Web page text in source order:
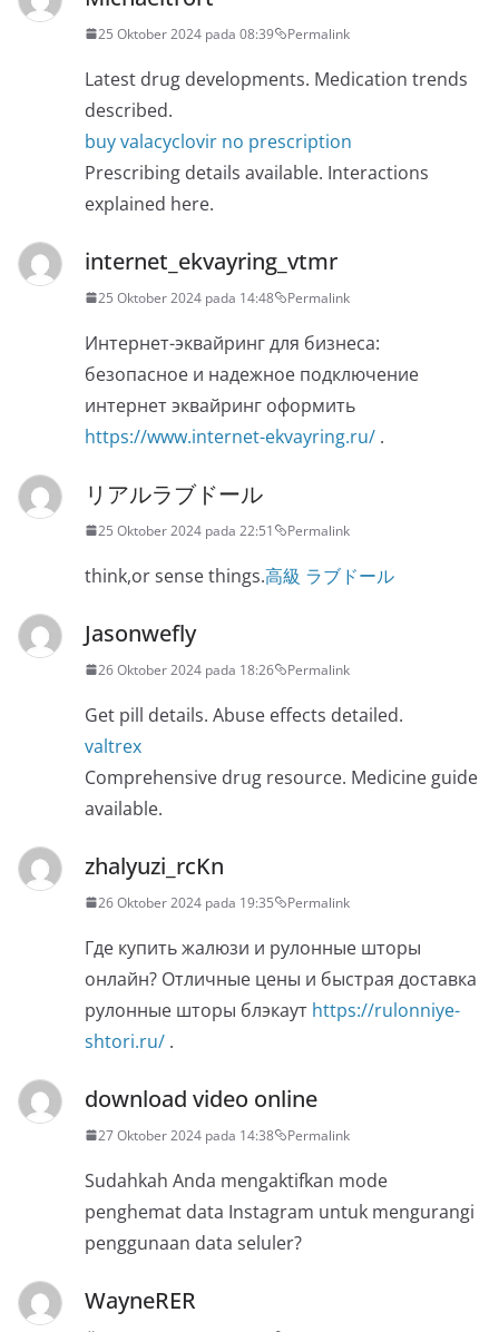
25 Oktober 2024 pada 08:39 Permalink
Latest drug developments. Medication trends
described.
buy valacyclovir no prescription
Prescribing details available. Interactions
explained here.
internet_ekvayring_vtmr
25 Oktober 2024 pada 14:48 Permalink
Интернет-эквайринг для бизнеса:
безопасное и надежное подключение
интернет эквайринг оформить
https://www.internet-ekvayring.ru/ .
リアルラブドール
25 Oktober 2024 pada 22:51 Permalink
think,or sense things.高級 ラブドール
Jasonwefly
26 Oktober 2024 pada 18:26 Permalink
Get pill details. Abuse effects detailed.
valtrex
Comprehensive drug resource. Medicine guide
available.
zhalyuzi_rcKn
26 Oktober 2024 pada 19:35 Permalink
Где купить жалюзи и рулонные шторы
онлайн? Отличные цены и быстрая доставка
рулонные шторы блэкаут https://rulonniye-
shtori.ru/ .
download video online
27 Oktober 2024 pada 14:38 Permalink
Sudahkah Anda mengaktifkan mode
penghemat data Instagram untuk mengurangi
penggunaan data seluler?
WayneRER